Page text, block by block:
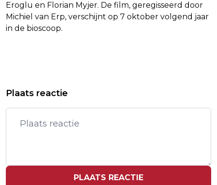
Eroglu en Florian Myjer. De film, geregisseerd door
Michiel van Erp, verschijnt op 7 oktober volgend jaar
in de bioscoop.
UIT ELKAAR
CULTUURSECTOR KOMT MET BERAAD
VOOR EIGEN KLIMAATAANPAK
Plaats reactie
PLAATS REACTIE